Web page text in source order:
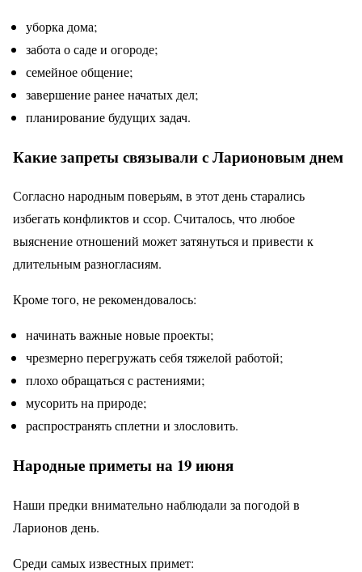
уборка дома;
забота о саде и огороде;
семейное общение;
завершение ранее начатых дел;
планирование будущих задач.
Какие запреты связывали с Ларионовым днем
Согласно народным поверьям, в этот день старались
избегать конфликтов и ссор. Считалось, что любое
выяснение отношений может затянуться и привести к
длительным разногласиям.
Кроме того, не рекомендовалось:
начинать важные новые проекты;
чрезмерно перегружать себя тяжелой работой;
плохо обращаться с растениями;
мусорить на природе;
распространять сплетни и злословить.
Народные приметы на 19 июня
Наши предки внимательно наблюдали за погодой в
Ларионов день.
Среди самых известных примет: